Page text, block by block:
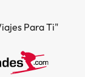
Para Ti"